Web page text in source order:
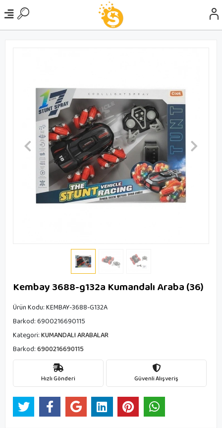
Kembay 3688-g132a Kumandalı Araba (36)
Ürün Kodu:KEMBAY-3688-G132A
Barkod:6900216690115
Kategori:KUMANDALI ARABALAR
Barkod:6900216690115
Hızlı Gönderi Güvenli Alışveriş